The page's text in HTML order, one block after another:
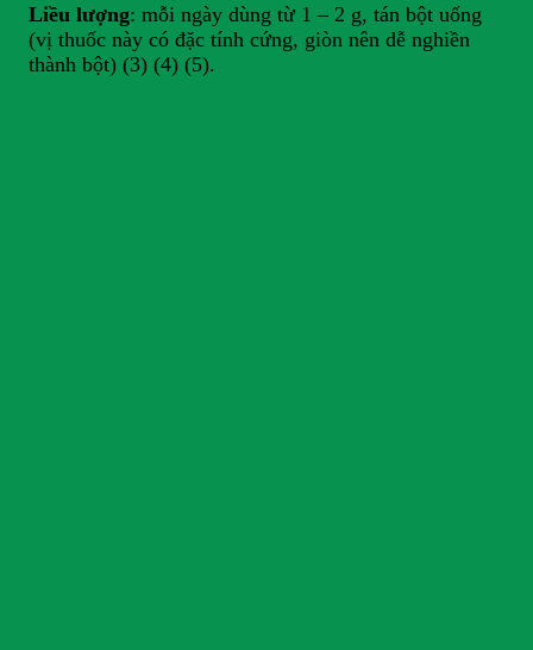
Liều lượng: mỗi ngày dùng từ 1 – 2 g, tán bột uống
(vị thuốc này có đặc tính cứng, giòn nên dễ nghiền
thành bột) (3) (4) (5).